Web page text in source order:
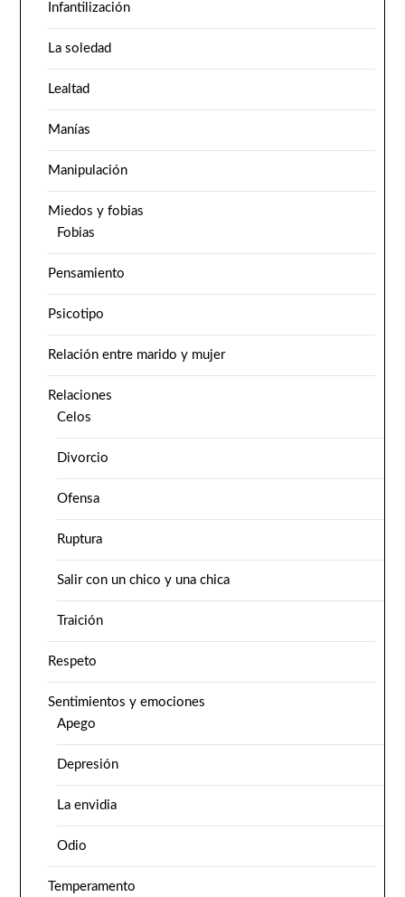
Infantilización
La soledad
Lealtad
Manías
Manipulación
Miedos y fobias
Fobias
Pensamiento
Psicotipo
Relación entre marido y mujer
Relaciones
Celos
Divorcio
Ofensa
Ruptura
Salir con un chico y una chica
Traición
Respeto
Sentimientos y emociones
Apego
Depresión
La envidia
Odio
Temperamento